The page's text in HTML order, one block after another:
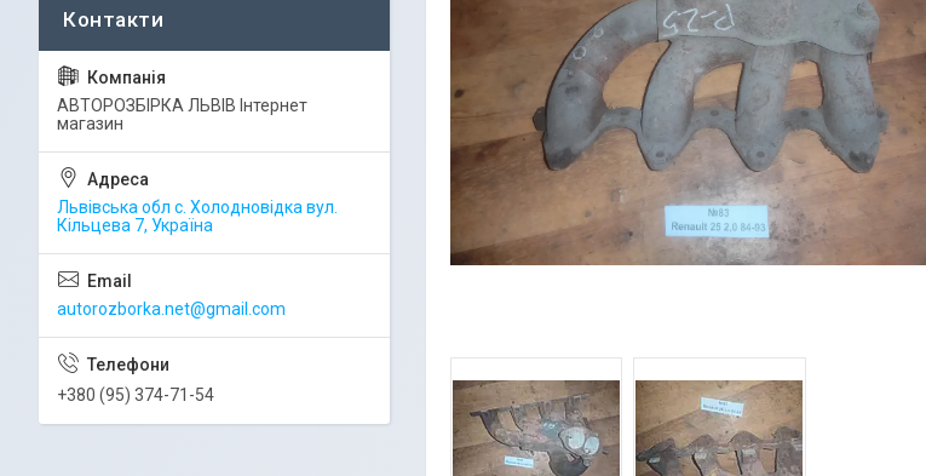
АВТОРОЗБІРКА ЛЬВІВ Інтернет
магазин
Львівська обл с. Холодновідка вул.
Кільцева 7, Україна
autorozborka.net@gmail.com
+380 (95) 374-71-54